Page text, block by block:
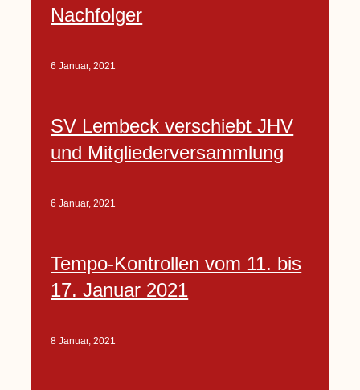
Nachfolger
6 Januar, 2021
SV Lembeck verschiebt JHV
und Mitgliederversammlung
6 Januar, 2021
Tempo-Kontrollen vom 11. bis
17. Januar 2021
8 Januar, 2021